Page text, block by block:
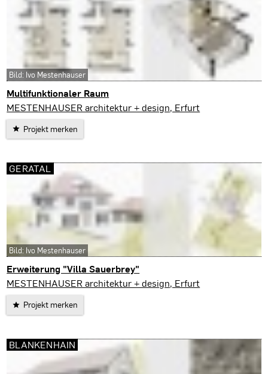
Multifunktionaler Raum
Erfurt
MESTENHAUSER architektur + design, Erfurt
Projekt merken
Bild: Ivo Mestenhauser
Erweiterung "Villa Sauerbrey"
Geratal
MESTENHAUSER architektur + design, Erfurt
Projekt merken
GERATAL
Bild: Ivo Mestenhauser
BLANKENHAIN